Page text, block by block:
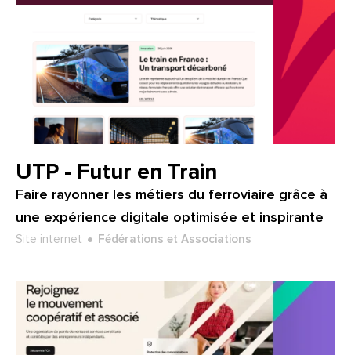
Client :
UTP - Futur en Train
Faire rayonner les métiers du ferroviaire grâce à
une expérience digitale optimisée et inspirante
Type de projet :
Site internet
Secteur : Fédérations et Associations